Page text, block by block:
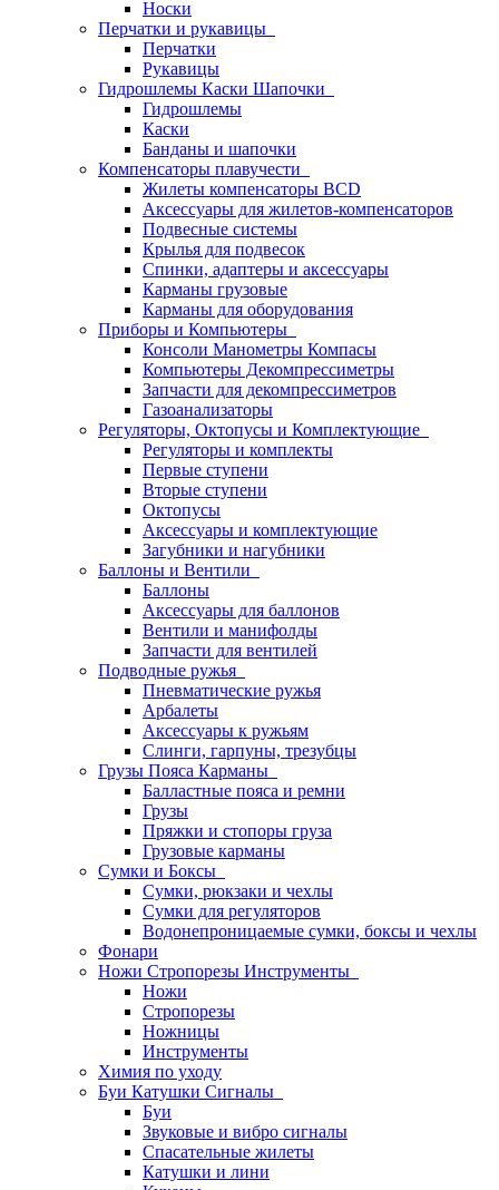
Носки
Перчатки и рукавицы
Перчатки
Рукавицы
Гидрошлемы Каски Шапочки
Гидрошлемы
Каски
Банданы и шапочки
Компенсаторы плавучести
Жилеты компенсаторы BCD
Аксессуары для жилетов-компенсаторов
Подвесные системы
Крылья для подвесок
Спинки, адаптеры и аксессуары
Карманы грузовые
Карманы для оборудования
Приборы и Компьютеры
Консоли Манометры Компасы
Компьютеры Декомпрессиметры
Запчасти для декомпрессиметров
Газоанализаторы
Регуляторы, Октопусы и Комплектующие
Регуляторы и комплекты
Первые ступени
Вторые ступени
Октопусы
Аксессуары и комплектующие
Загубники и нагубники
Баллоны и Вентили
Баллоны
Аксессуары для баллонов
Вентили и манифолды
Запчасти для вентилей
Подводные ружья
Пневматические ружья
Арбалеты
Аксессуары к ружьям
Слинги, гарпуны, трезубцы
Грузы Пояса Карманы
Балластные пояса и ремни
Грузы
Пряжки и стопоры груза
Грузовые карманы
Сумки и Боксы
Сумки, рюкзаки и чехлы
Сумки для регуляторов
Водонепроницаемые сумки, боксы и чехлы
Фонари
Ножи Стропорезы Инструменты
Ножи
Стропорезы
Ножницы
Инструменты
Химия по уходу
Буи Катушки Сигналы
Буи
Звуковые и вибро сигналы
Спасательные жилеты
Катушки и лини